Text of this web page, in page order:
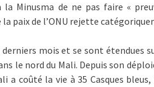
Minusma de ne pas faire «
la paix de l’ONU rejette
mois et se sont étendues
le nord du Mali. Depuis son
a coûté la vie à 35 Casques